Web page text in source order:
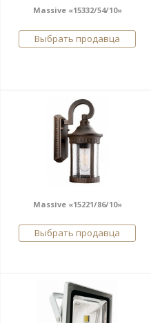
Massive «15332/54/10»
Выбрать продавца
Massive «15221/86/10»
Выбрать продавца